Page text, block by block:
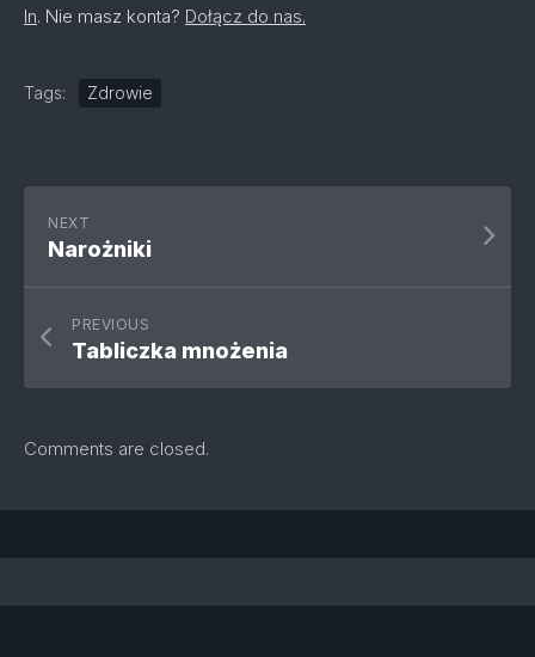
In. Nie masz konta? Dołącz do nas.
Tags: Zdrowie
NEXT
Narożniki
PREVIOUS
Tabliczka mnożenia
Comments are closed.